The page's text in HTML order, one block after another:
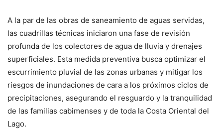
A la par de las obras de saneamiento de aguas servidas,
las cuadrillas técnicas iniciaron una fase de revisión
profunda de los colectores de agua de lluvia y drenajes
superficiales. Esta medida preventiva busca optimizar el
escurrimiento pluvial de las zonas urbanas y mitigar los
riesgos de inundaciones de cara a los próximos ciclos de
precipitaciones, asegurando el resguardo y la tranquilidad
de las familias cabimenses y de toda la Costa Oriental del
Lago.